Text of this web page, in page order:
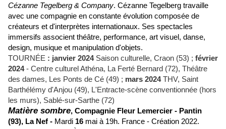
Cézanne Tegelberg & Company. Cézanne Tegelberg travaille
avec une compagnie en constante évolution composée de
créateurs et d'interprètes internationaux. Ses spectacles
immersifs associent théâtre, performance, art visuel, danse,
design, musique et manipulation d'objets.
TOURNÉE : janvier 2024Saison culturelle, Craon (53) ; février
2024- Centre culturel Athéna, La Ferté Bernard (72), Théâtre
des dames, Les Ponts de Cé (49) ; mars 2024THV, Saint
Barthélémy d'Anjou (49), L'Entracte-scène conventionnée (hors
les murs), Sablé-sur-Sarthe (72)
Matière sombre, Compagnie Fleur Lemercier - Pantin
(93), La Nef - Mardi 16 mai à 19h. France - Création 2022.